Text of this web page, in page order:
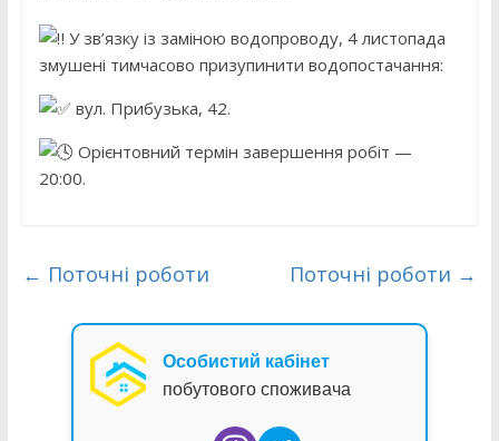
У зв’язку із заміною водопроводу, 4 листопада
змушені тимчасово призупинити водопостачання:
вул. Прибузька, 42.
Орієнтовний термін завершення робіт —
20:00.
← Поточні роботи Поточні роботи →
Особистий кабінет
побутового споживача